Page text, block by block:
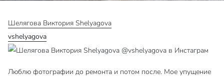
Шелягова Виктория Shelyagova
vshelyagova
Люблю фотографии до ремонта и потом после. Мое упущение